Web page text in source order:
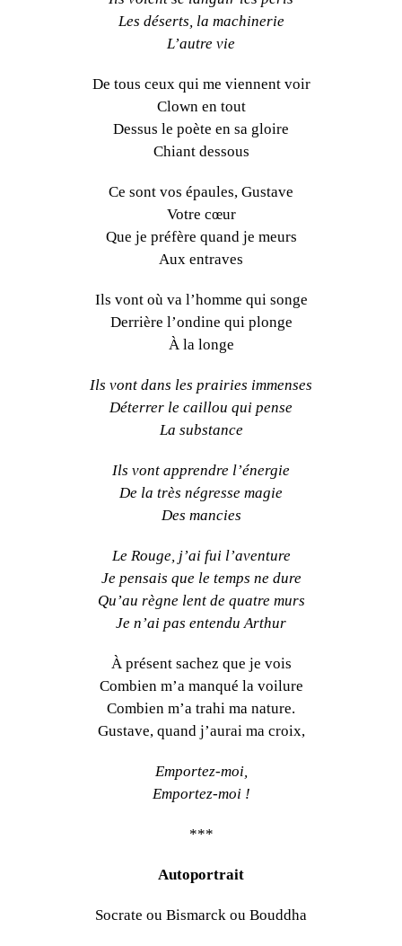
Les déserts, la machinerie
L’autre vie
De tous ceux qui me viennent voir
Clown en tout
Dessus le poète en sa gloire
Chiant dessous
Ce sont vos épaules, Gustave
Votre cœur
Que je préfère quand je meurs
Aux entraves
Ils vont où va l’homme qui songe
Derrière l’ondine qui plonge
À la longe
Ils vont dans les prairies immenses
Déterrer le caillou qui pense
La substance
Ils vont apprendre l’énergie
De la très négresse magie
Des mancies
Le Rouge, j’ai fui l’aventure
Je pensais que le temps ne dure
Qu’au règne lent de quatre murs
Je n’ai pas entendu Arthur
À présent sachez que je vois
Combien m’a manqué la voilure
Combien m’a trahi ma nature.
Gustave, quand j’aurai ma croix,
Emportez-moi,
Emportez-moi !
***
Autoportrait
Socrate ou Bismarck ou Bouddha